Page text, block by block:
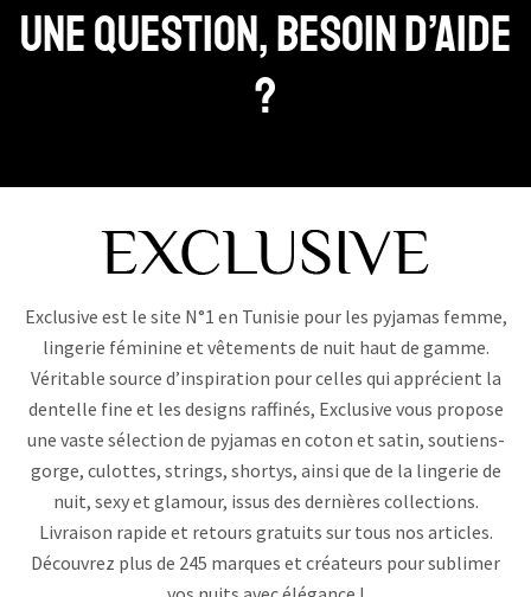
Une question, Besoin d’aide
?
Exclusive est le site N°1 en Tunisie pour les pyjamas femme,
lingerie féminine et vêtements de nuit haut de gamme.
Véritable source d’inspiration pour celles qui apprécient la
dentelle fine et les designs raffinés, Exclusive vous propose
une vaste sélection de pyjamas en coton et satin, soutiens-
gorge, culottes, strings, shortys, ainsi que de la lingerie de
nuit, sexy et glamour, issus des dernières collections.
Livraison rapide et retours gratuits sur tous nos articles.
Découvrez plus de 245 marques et créateurs pour sublimer